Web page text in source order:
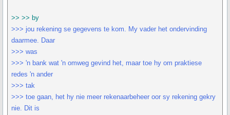
>> >> by
>>> jou rekening se gegevens te kom. My vader het ondervinding
daarmee. Daar
>>> was
>>> 'n bank wat 'n omweg gevind het, maar toe hy om praktiese
redes 'n ander
>>> tak
>>> toe gaan, het hy nie meer rekenaarbeheer oor sy rekening gekry
nie. Dit is